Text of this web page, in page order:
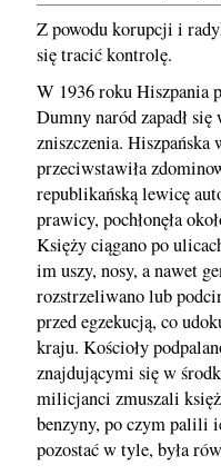
Z powodu korupcji i
się tracić kontrolę.
W 1936 roku Hiszpania
Dumny naród zapadł
zniszczenia. Hiszpańska
przeciwstawiła
republikańską lewicę
prawicy, pochłonęła
Księży ciągano po
im uszy, nosy, a nawet
rozstrzeliwano lub
przed egzekucją, co
kraju. Kościoły
znajdującymi się w
milicjanci zmuszali
benzyny, po czym palili
pozostać w tyle, była